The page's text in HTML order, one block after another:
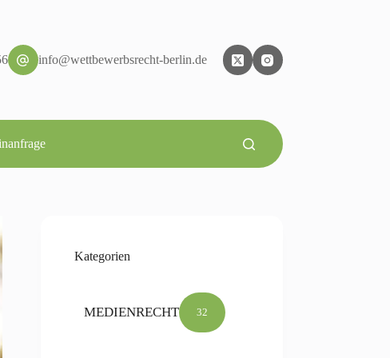
info@wettbewerbsrecht-berlin.de
Kategorien
MEDIENRECHT 32